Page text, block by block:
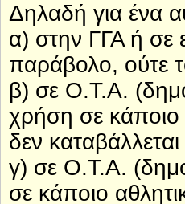
Δηλαδή για ένα
α) στην ΓΓΑ ή σε
παράβολο, ούτε
β) σε Ο.Τ.Α.
χρήση σε κάποιο
δεν
γ) σε Ο.Τ.Α.
σε κάποιο